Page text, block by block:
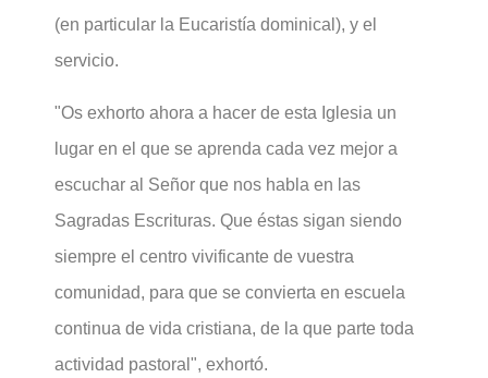
(en particular la Eucaristía dominical), y el
servicio.
"Os exhorto ahora a hacer de esta Iglesia un
lugar en el que se aprenda cada vez mejor a
escuchar al Señor que nos habla en las
Sagradas Escrituras. Que éstas sigan siendo
siempre el centro vivificante de vuestra
comunidad, para que se convierta en escuela
continua de vida cristiana, de la que parte toda
actividad pastoral", exhortó.